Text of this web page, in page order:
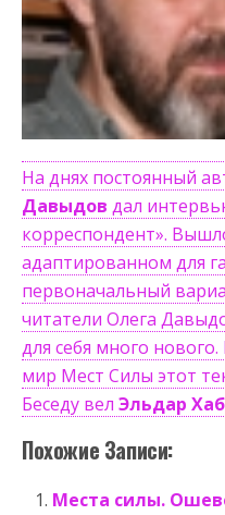
На днях постоянный
Давыдов дал
корреспондент».
адаптированном для
первоначальный
читатели Олега
для себя много
мир Мест Силы этот
Беседу вел Эльдар
Похожие Записи:
Места силы.